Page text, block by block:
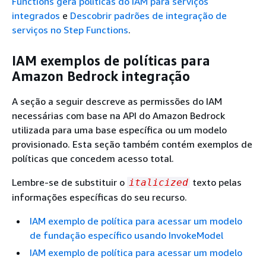
integrados e Descobrir padrões de integração de
serviços no Step Functions.
IAM exemplos de políticas para
Amazon Bedrock integração
A seção a seguir descreve as permissões do IAM
necessárias com base na API do Amazon Bedrock
utilizada para uma base específica ou um modelo
provisionado. Esta seção também contém exemplos de
políticas que concedem acesso total.
Lembre-se de substituir o italicized texto pelas
informações específicas do seu recurso.
IAM exemplo de política para acessar um modelo
de fundação específico usando InvokeModel
IAM exemplo de política para acessar um modelo